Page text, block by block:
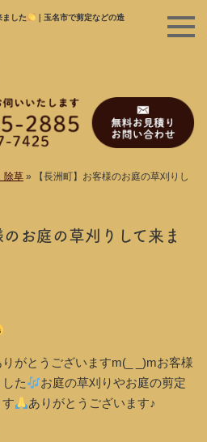
ました
｜玉名市で剪定などの造
除草 »
【長洲町】お客様のお庭の草刈りし
のお庭の草刈りして来ま
がとうございますm(_ _)mお客様
た
お庭の草刈りやお庭の剪定
ありがとうございます♪